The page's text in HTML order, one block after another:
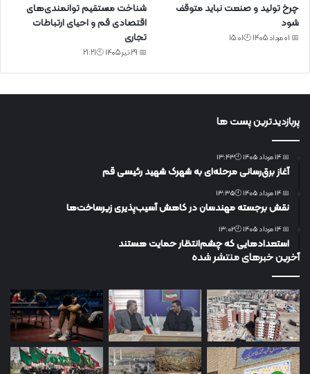
چرخ تولید و صنعت نباید متوقف
شود
📅 01 مرداد 1405 🕙15:01
شناخت مستقیم توانمندی‌های
اقتصادی قم و احیای ارتباطات
تجاری
📅 29 تیر 1405 🕙21:21
پربازدیدترین پست ها
📅 14 مرداد 1405 🕙13:43
آغاز برق‌رسانی مرحله‌ای به شهرک شهید رئیسی قم
📅 14 مرداد 1405 🕙13:35
نقش برجسته مهندسان در کاهش آسیب‌پذیری زیرساخت‌ها
📅 14 مرداد 1405 🕙13:02
استعدادهایی که چشم‌انتظار حمایت هستند
آخرین خبرهای منتشر شده